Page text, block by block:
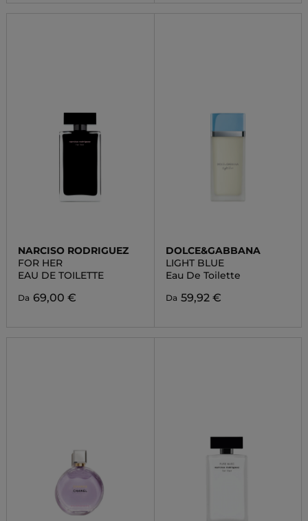
NARCISO RODRIGUEZ
FOR HER
EAU DE TOILETTE
Da 69,00 €
DOLCE&GABBANA
LIGHT BLUE
Eau De Toilette
Da 59,92 €